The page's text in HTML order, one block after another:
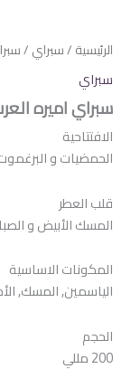
الرئيسية /سبراي /
سبراي
سبراي اميره
الافتتاحية
الحمضيات و
قلب العطر
المسك الأبيض و
المكونات الاساسية
الياسمين, المسك,
الحجم
200 مللي